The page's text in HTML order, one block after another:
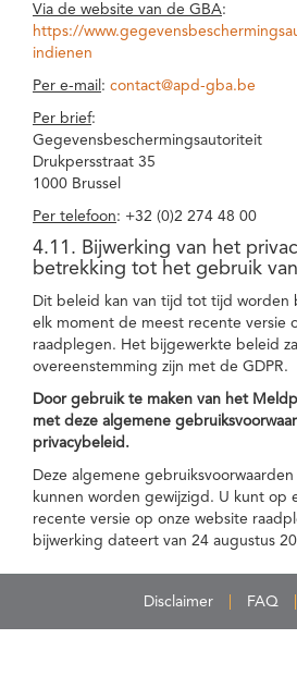
Via de website van de GBA:
https://
indienen
Per e-mail : contact@apd-gba.be
Per brief:
Gegevensbeschermingsautoriteit
Drukpersstraat 35
1000 Brussel
Per telefoon: +32 (0)2 274 48 00
4.11. Bijwerking van het
betrekking tot het gebruik
Dit beleid kan van tijd tot tijd worden
elk moment de meest recente versie
raadplegen. Het bijgewerkte beleid
overeenstemming zijn met de GDPR.
Door gebruik te maken van het
met deze algemene
privacybeleid.
Deze algemene
kunnen worden gewijzigd. U kunt op
recente versie op onze website
bijwerking dateert van 24 augustus
Disclaimer FAQ